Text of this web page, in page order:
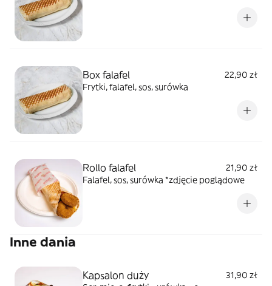
Box falafel
22,90 zł
Frytki, falafel, sos, surówka
Rollo falafel
21,90 zł
Falafel, sos, surówka *zdjęcie poglądowe
Inne dania
Kapsalon duży
31,90 zł